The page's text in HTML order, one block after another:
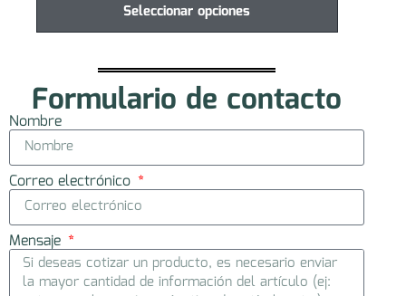
Seleccionar opciones
Formulario de contacto
Nombre
Correo electrónico
Mensaje